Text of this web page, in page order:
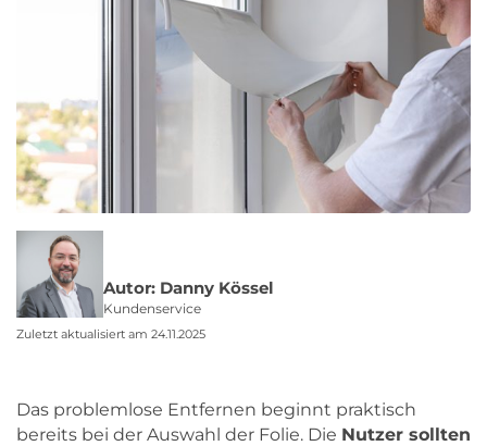
Autor: Danny Kössel
Kundenservice
Zuletzt aktualisiert am 24.11.2025
Das problemlose Entfernen beginnt praktisch
bereits bei der Auswahl der Folie. Die Nutzer sollten